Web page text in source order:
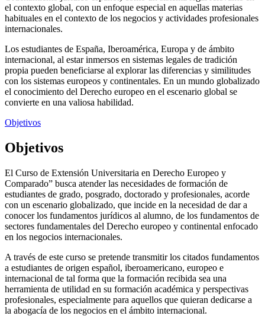
el contexto global, con un enfoque especial en aquellas materias
habituales en el contexto de los negocios y actividades profesionales
internacionales.
Los estudiantes de España, Iberoamérica, Europa y de ámbito
internacional, al estar inmersos en sistemas legales de tradición
propia pueden beneficiarse al explorar las diferencias y similitudes
con los sistemas europeos y continentales. En un mundo globalizado
el conocimiento del Derecho europeo en el escenario global se
convierte en una valiosa habilidad.
Objetivos
Objetivos
El Curso de Extensión Universitaria en Derecho Europeo y
Comparado” busca atender las necesidades de formación de
estudiantes de grado, posgrado, doctorado y profesionales, acorde
con un escenario globalizado, que incide en la necesidad de dar a
conocer los fundamentos jurídicos al alumno, de los fundamentos de
sectores fundamentales del Derecho europeo y continental enfocado
en los negocios internacionales.
A través de este curso se pretende transmitir los citados fundamentos
a estudiantes de origen español, iberoamericano, europeo e
internacional de tal forma que la formación recibida sea una
herramienta de utilidad en su formación académica y perspectivas
profesionales, especialmente para aquellos que quieran dedicarse a
la abogacía de los negocios en el ámbito internacional.